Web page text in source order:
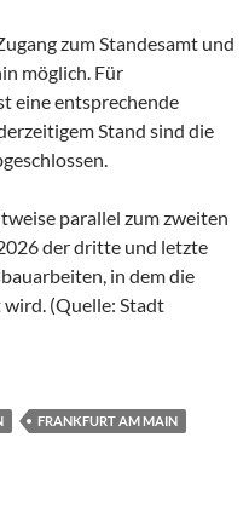
zum Standesamt und
möglich. Für
eine entsprechende
Stand sind die
parallel zum zweiten
der dritte und letzte
in dem die
wird. (Quelle: Stadt
FRANKFURT AM MAIN